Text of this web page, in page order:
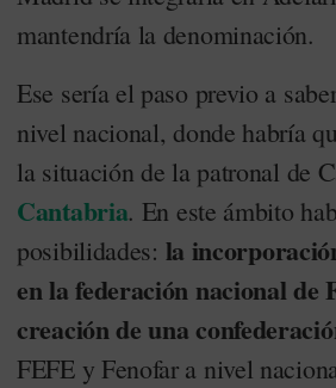
mantendría la denominación.
Ese sería el paso previo a
nivel nacional, donde habría
la situación de la patronal de
Cantabria. En este ámbito
posibilidades: la
en la federación nacional de
creación de una
FEFE y Fenofar a nivel